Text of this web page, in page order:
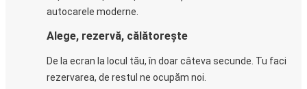
autocarele moderne.
Alege, rezervă, călătorește
De la ecran la locul tău, în doar câteva secunde. Tu faci
rezervarea, de restul ne ocupăm noi.